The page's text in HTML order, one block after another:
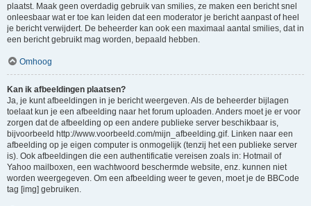
plaatst. Maak geen overdadig gebruik van smilies, ze maken een bericht snel
onleesbaar wat er toe kan leiden dat een moderator je bericht aanpast of heel
je bericht verwijdert. De beheerder kan ook een maximaal aantal smilies, dat in
een bericht gebruikt mag worden, bepaald hebben.
Omhoog
Kan ik afbeeldingen plaatsen?
Ja, je kunt afbeeldingen in je bericht weergeven. Als de beheerder bijlagen
toelaat kun je een afbeelding naar het forum uploaden. Anders moet je er voor
zorgen dat de afbeelding op een andere publieke server beschikbaar is,
bijvoorbeeld http://www.voorbeeld.com/mijn_afbeelding.gif. Linken naar een
afbeelding op je eigen computer is onmogelijk (tenzij het een publieke server
is). Ook afbeeldingen die een authentificatie vereisen zoals in: Hotmail of
Yahoo mailboxen, een wachtwoord beschermde website, enz. kunnen niet
worden weergegeven. Om een afbeelding weer te geven, moet je de BBCode
tag [img] gebruiken.